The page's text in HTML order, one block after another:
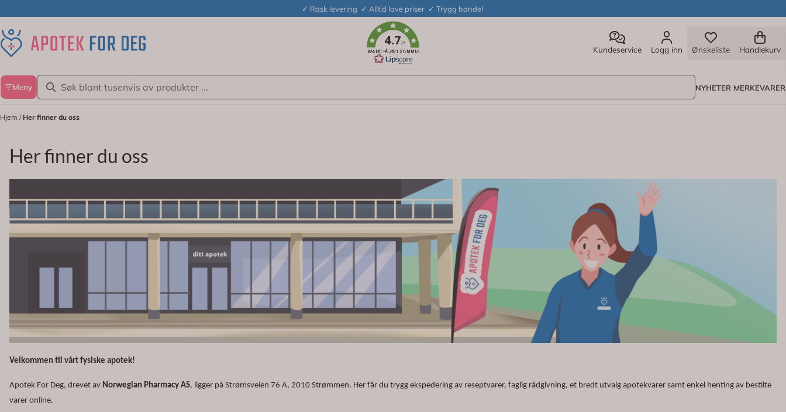
✓ Rask levering ✓ Alltid lave priser ✓ Trygg handel
4.7/5
BASERT PÅ 2691 STEMMER Kundeservice Logg inn Ønskeliste Handlekurv
Meny NYHETER MERKEVARER
Hjem / Her finner du oss
Her finner du oss
Velkommen til vårt fysiske apotek!
Apotek For Deg, drevet av Norwegian Pharmacy AS, ligger på Strømsveien 76 A, 2010 Strømmen. Her får du trygg ekspedering av reseptvarer, faglig rådgivning, et bredt utvalg apotekvarer samt enkel henting av bestilte
varer online.